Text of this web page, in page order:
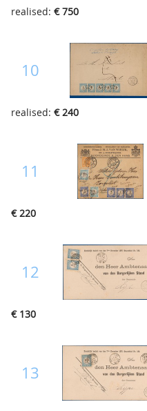
realised: € 750
10
realised: € 240
11
€ 220
12
€ 130
13